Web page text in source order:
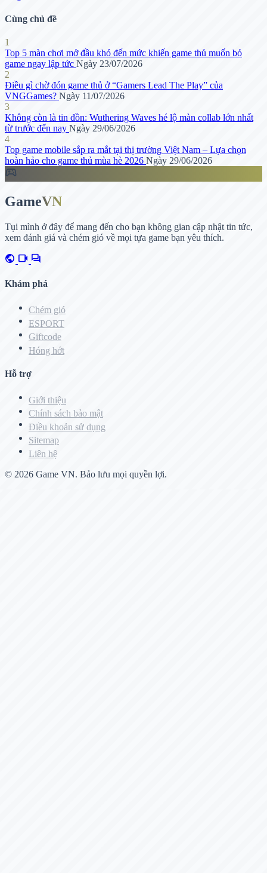
Cùng chủ đề
1
Top 5 màn chơi mở đầu khó đến mức khiến game thủ muốn bỏ
game ngay lập tức Ngày 23/07/2026
2
Điều gì chờ đón game thủ ở “Gamers Lead The Play” của
VNGGames? Ngày 11/07/2026
3
Không còn là tin đồn: Wuthering Waves hé lộ màn collab lớn nhất
từ trước đến nay Ngày 29/06/2026
4
Top game mobile sắp ra mắt tại thị trường Việt Nam – Lựa chọn
hoàn hảo cho game thủ mùa hè 2026 Ngày 29/06/2026
sports_esports
GameVN
Tụi mình ở đây để mang đến cho bạn không gian cập nhật tin tức,
xem đánh giá và chém gió về mọi tựa game bạn yêu thích.
public videocam forum
Khám phá
Chém gió
ESPORT
Giftcode
Hóng hớt
Hỗ trợ
Giới thiệu
Chính sách bảo mật
Điều khoản sử dụng
Sitemap
Liên hệ
© 2026 Game VN. Bảo lưu mọi quyền lợi.